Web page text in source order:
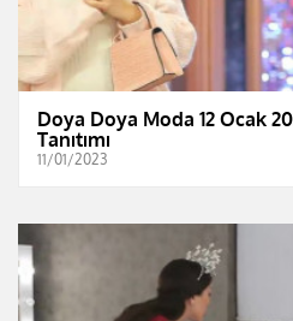
Doya Doya Moda 12 Ocak
Tanıtımı
11/01/2023